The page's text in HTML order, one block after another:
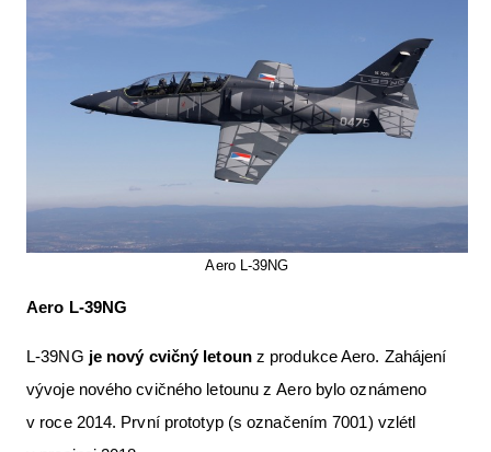
Aero L-39NG
Aero L-39NG
L-39NG je nový cvičný letounz produkce Aero. Zahájení
vývoje nového cvičného letounu z Aero bylo oznámeno
v roce 2014. První prototyp (s označením 7001) vzlétl